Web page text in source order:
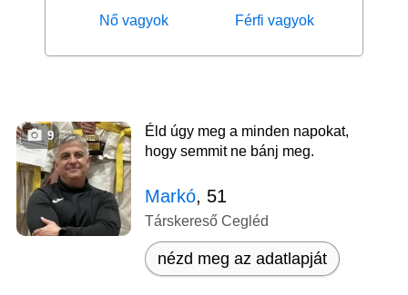
Nő vagyok Férfi vagyok
9
Éld úgy meg a minden napokat,
hogy semmit ne bánj meg.
Markó, 51
Társkereső Cegléd
nézd meg az adatlapját